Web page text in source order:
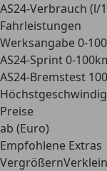
AS24-Verbrauch (l/
Fahrleistungen
Werksangabe 0-
AS24-Sprint 0-
AS24-Bremstest
Preise
ab (Euro)
Empfohlene Extras